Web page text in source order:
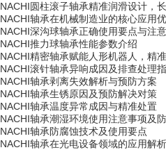
NACHI圆柱滚子轴承精准润滑设计，
NACHI轴承在机械制造业的核心应用
NACHI深沟球轴承正确使用要点与注
NACHI推力球轴承性能参数介绍
NACHI精密轴承赋能人形机器人，精
NACHI滚针轴承异响成因及排查处理
NACHI轴承剥离失效解析与预防方案
NACHI轴承生锈原因及预防解决对策
NACHI轴承温度异常成因与精准处置
NACHI轴承潮湿环境使用注意事项及
NACHI轴承防腐蚀技术及使用要点
NACHI轴承在光电设备领域的应用解析